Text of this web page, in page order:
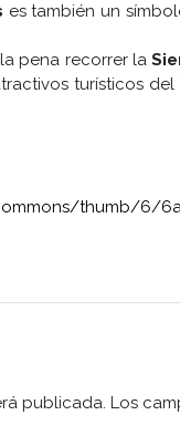
es también un
pena recorrer la
turísticos
thumb/6/
publicada. Los